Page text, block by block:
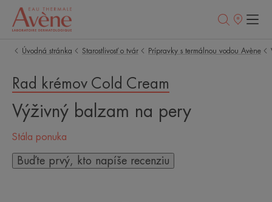
Predajné
Úvodná stránka Starostlivosť o tvár Prípravky s termálnou vodou Avène
Rad krémov Cold Cream
Výživný balzam na pery
Stála ponuka
Buďte prvý, kto napíše recenziu